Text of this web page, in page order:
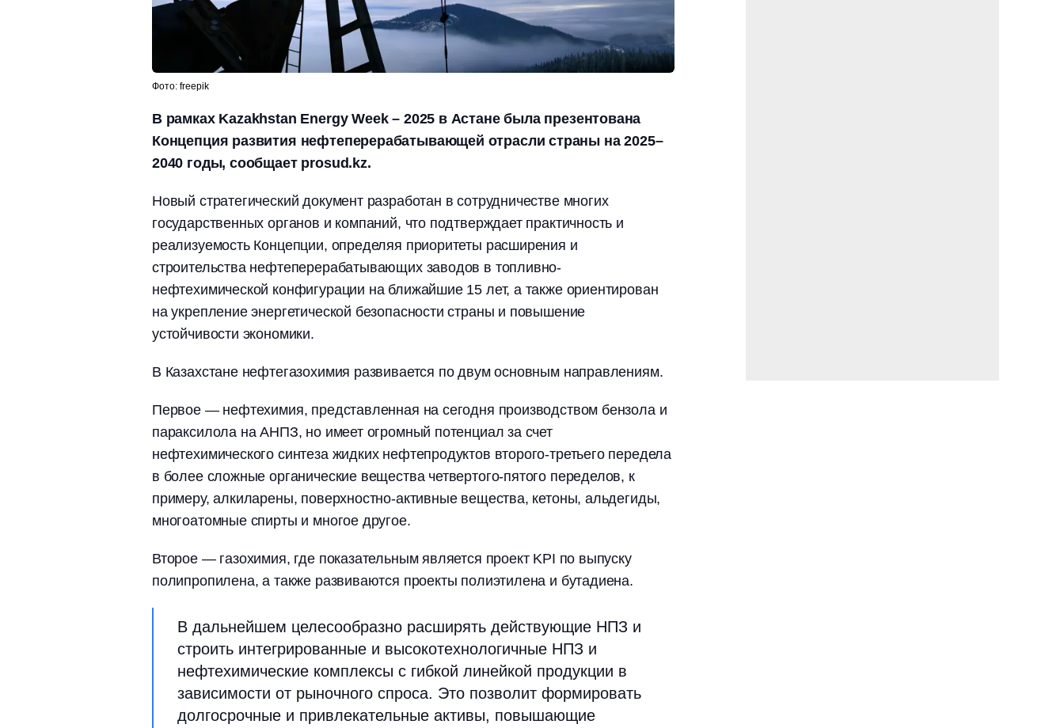
Фото: freepik
В рамках Kazakhstan Energy Week – 2025 в Астане была презентована
Концепция развития нефтеперерабатывающей отрасли страны на 2025–
2040 годы, сообщает prosud.kz.
Новый стратегический документ разработан в сотрудничестве многих
государственных органов и компаний, что подтверждает практичность и
реализуемость Концепции, определяя приоритеты расширения и
строительства нефтеперерабатывающих заводов в топливно-
нефтехимической конфигурации на ближайшие 15 лет, а также ориентирован
на укрепление энергетической безопасности страны и повышение
устойчивости экономики.
В Казахстане нефтегазохимия развивается по двум основным направлениям.
Первое — нефтехимия, представленная на сегодня производством бензола и
параксилола на АНПЗ, но имеет огромный потенциал за счет
нефтехимического синтеза жидких нефтепродуктов второго-третьего передела
в более сложные органические вещества четвертого-пятого переделов, к
примеру, алкиларены, поверхностно-активные вещества, кетоны, альдегиды,
многоатомные спирты и многое другое.
Второе — газохимия, где показательным является проект KPI по выпуску
полипропилена, а также развиваются проекты полиэтилена и бутадиена.
В дальнейшем целесообразно расширять действующие НПЗ и
строить интегрированные и высокотехнологичные НПЗ и
нефтехимические комплексы с гибкой линейкой продукции в
зависимости от рыночного спроса. Это позволит формировать
долгосрочные и привлекательные активы, повышающие